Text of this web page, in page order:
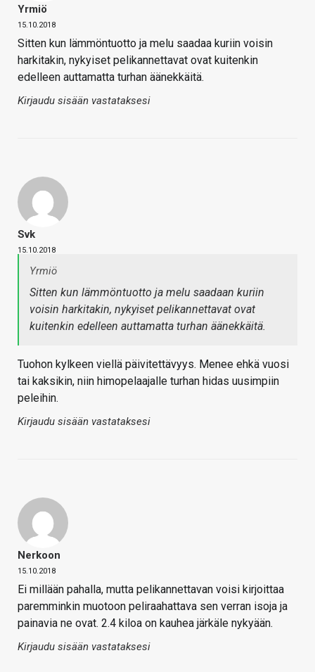
Yrmiö
15.10.2018
Sitten kun lämmöntuotto ja melu saadaa kuriin voisin
harkitakin, nykyiset pelikannettavat ovat kuitenkin
edelleen auttamatta turhan äänekkäitä.
Kirjaudu sisään vastataksesi
Svk
15.10.2018
Yrmiö
Sitten kun lämmöntuotto ja melu saadaan kuriin
voisin harkitakin, nykyiset pelikannettavat ovat
kuitenkin edelleen auttamatta turhan äänekkäitä.
Tuohon kylkeen viellä päivitettävyys. Menee ehkä vuosi
tai kaksikin, niin himopelaajalle turhan hidas uusimpiin
peleihin.
Kirjaudu sisään vastataksesi
Nerkoon
15.10.2018
Ei millään pahalla, mutta pelikannettavan voisi kirjoittaa
paremminkin muotoon peliraahattava sen verran isoja ja
painavia ne ovat. 2.4 kiloa on kauhea järkäle nykyään.
Kirjaudu sisään vastataksesi